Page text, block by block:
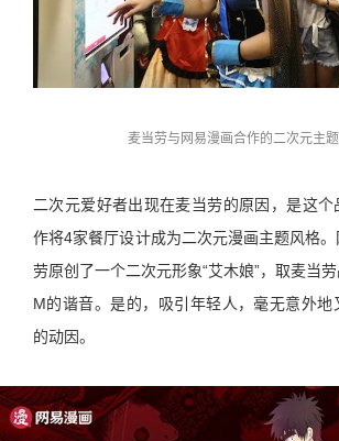
麦当劳与网易漫画合作的二次元主
二次元爱好者出现在麦当劳的原因，是这
作将4家餐厅设计成为二次元漫画主题风格
劳原创了一个二次元形象“艾木娘”，取麦当
M的谐音。是的，吸引年轻人，毫无意外地
的动因。